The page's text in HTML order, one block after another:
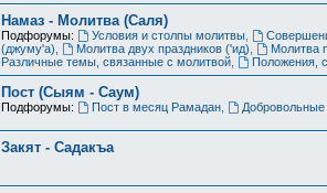
Намаз - Молитва (Саля)
Подфорумы: Условия и столпы молитвы,
(джуму'а)
Молитва двух праздников ('ид) Молитва
Различные темы, связанные с молитвой
Положения,
Пост (Сыям - Саум)
Подфорумы: Пост в месяц Рамадан,
Закят - Cадакъа